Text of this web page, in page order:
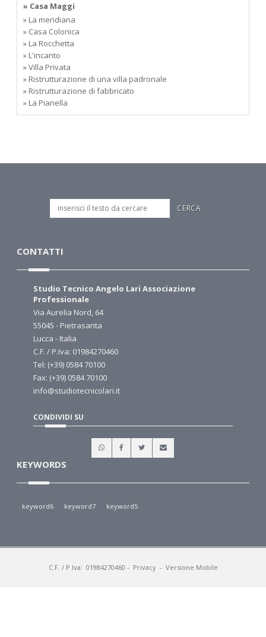
» Casa Maggi
» La meridiana
» Casa Colonica
» La Rocchetta
» L'incanto
» Villa Privata
» Ristrutturazione di una villa padronale
» Ristrutturazione di fabbricato
» La Pianella
CONTATTI
Studio Tecnico Angelo Lari Associazione
Professionale
Via Aurelia Nord, 64
55045 - Pietrasanta
Lucca - Italia
C.F. / P.Iva: 01984270460
Tel: (+39) 0584 70100
Fax: (+39) 0584 70100
info@studiotecnicolari.it
CONDIVIDI SU
KEYWORDS
keyword6 keyword7 keyword5
C.F. / P.Iva: 01984270460 - Privacy - Versione Mobile